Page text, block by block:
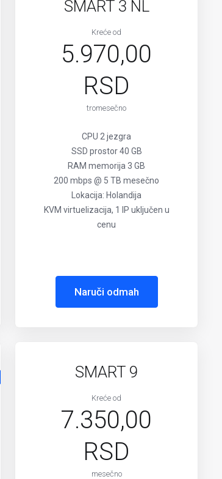
SMART 3 NL
Kreće od
5.970,00
RSD
tromesečno
CPU 2 jezgra
SSD prostor 40 GB
RAM memorija 3 GB
200 mbps @ 5 TB mesečno
Lokacija: Holandija
KVM virtuelizacija, 1 IP uključen u
cenu
Naruči odmah
SMART 9
Kreće od
7.350,00
RSD
mesečno